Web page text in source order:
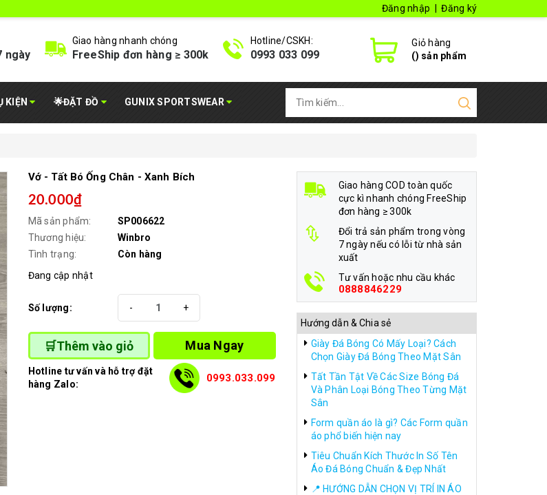
Đăng nhập Đăng ký
ngày
Giao hàng nhanh chóng
FreeShip đơn hàng ≥ 300k
Hotline/CSKH:
0993 033 099
Giỏ hàng
() sản phẩm
KIỆN 🌟ĐẶT ĐỒ GUNIX SPORTSWEAR
Vớ - Tất Bó Ống Chân - Xanh Bích
20.000₫
Mã sản phẩm:
SP006622
Thương hiệu:
Winbro
Tình trạng:
Còn hàng
Đang cập nhật
Số lượng: +
-
🛒Thêm vào giỏ Mua Ngay
Hotline tư vấn và hỗ trợ đặt
hàng Zalo:
0993.033.099
Giao hàng COD toàn quốc
cực kì nhanh chóng FreeShip
đơn hàng ≥ 300k
Đổi trả sản phẩm trong vòng
7 ngày nếu có lỗi từ nhà sản
xuất
Tư vấn hoặc nhu cầu khác
0888846229
Hướng dẫn & Chia sẻ
Giày Đá Bóng Có Mấy Loại? Cách
Chọn Giày Đá Bóng Theo Mặt Sân
Tất Tần Tật Về Các Size Bóng Đá
Và Phân Loại Bóng Theo Từng Mặt
Sân
Form quần áo là gì? Các Form quần
áo phổ biến hiện nay
Tiêu Chuẩn Kích Thước In Số Tên
Áo Đá Bóng Chuẩn & Đẹp Nhất
📍 HƯỚNG DẪN CHỌN VỊ TRÍ IN ÁO